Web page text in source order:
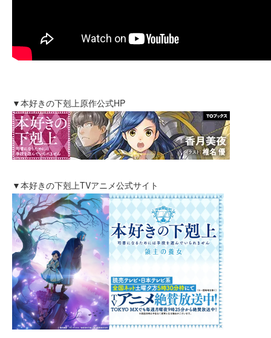
▼本好きの下剋上原作公式HP
▼本好きの下剋上TVアニメ公式サイト